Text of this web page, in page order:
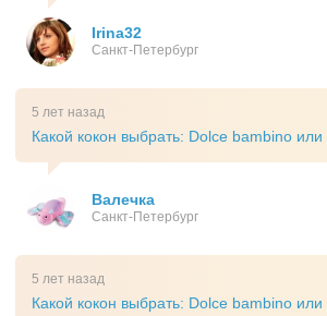
Irina32
Санкт-Петербург
5 лет назад
Какой кокон выбрать: Dolce bambino
Валечка
Санкт-Петербург
5 лет назад
Какой кокон выбрать: Dolce bambino